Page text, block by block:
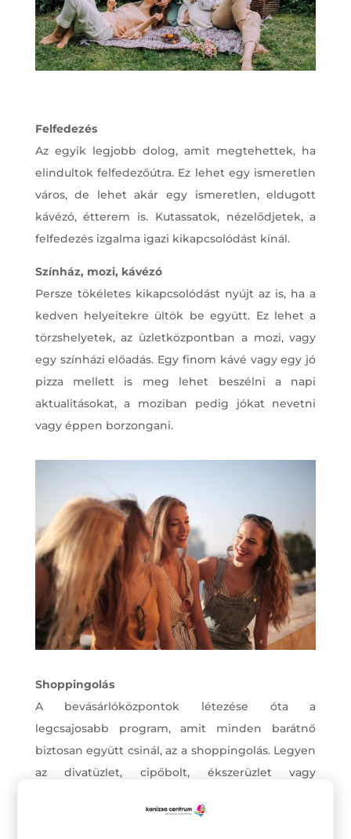
Felfedezés
Az egyik legjobb dolog, amit megtehettek, ha
elindultok felfedezőútra. Ez lehet egy ismeretlen
város, de lehet akár egy ismeretlen, eldugott
kávézó, étterem is. Kutassatok, nézelődjetek, a
felfedezés izgalma igazi kikapcsolódást kínál.
Színház, mozi, kávézó
Persze tökéletes kikapcsolódást nyújt az is, ha a
kedven helyeitekre ültök be együtt. Ez lehet a
törzshelyetek, az üzletközpontban a mozi, vagy
egy színházi előadás. Egy finom kávé vagy egy jó
pizza mellett is meg lehet beszélni a napi
aktualitásokat, a moziban pedig jókat nevetni
vagy éppen borzongani.
Shoppingolás
A bevásárlóközpontok létezése óta a
legcsajosabb program, amit minden barátnő
biztosan együtt csinál, az a shoppingolás. Legyen
az divatüzlet, cipőbolt, ékszerüzlet vagy
végigjárni remek kikapcsolódás. Ő biztosan nem